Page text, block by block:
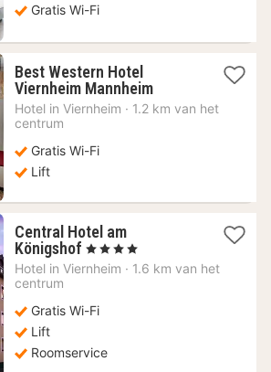
€
Gratis Wi-Fi
Best Western Hotel
Viernheim Mannheim1
nacht
Hotel in Viernheim · 1.2 km van het
centrum
Gratis Wi-Fi
Lift
Central Hotel am
Königshof 1
nacht
€
, 4 Sterren
Hotel in Viernheim · 1.6 km van het
centrum
Gratis Wi-Fi
Lift
Roomservice